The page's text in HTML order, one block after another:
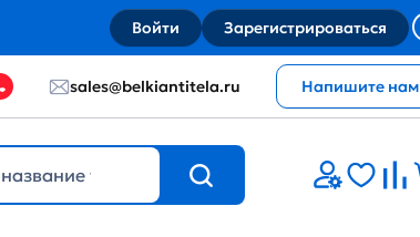
Войти Зарегистрироваться
sales@belkiantitela.ru Напишите нам